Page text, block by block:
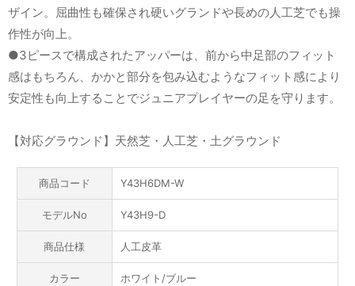
ザイン。屈曲性も確保され硬いグランドや長めの人工芝でも操
作性が向上。
●3ピースで構成されたアッパーは、前から中足部のフィット
感はもちろん、かかと部分を包み込むようなフィット感により
安定性も向上することでジュニアプレイヤーの足を守ります。
【対応グラウンド】天然芝・人工芝・土グラウンド
商品コード Y43H6DM-W
モデルNo Y43H9-D
商品仕様 人工皮革
カラー ホワイト/ブルー